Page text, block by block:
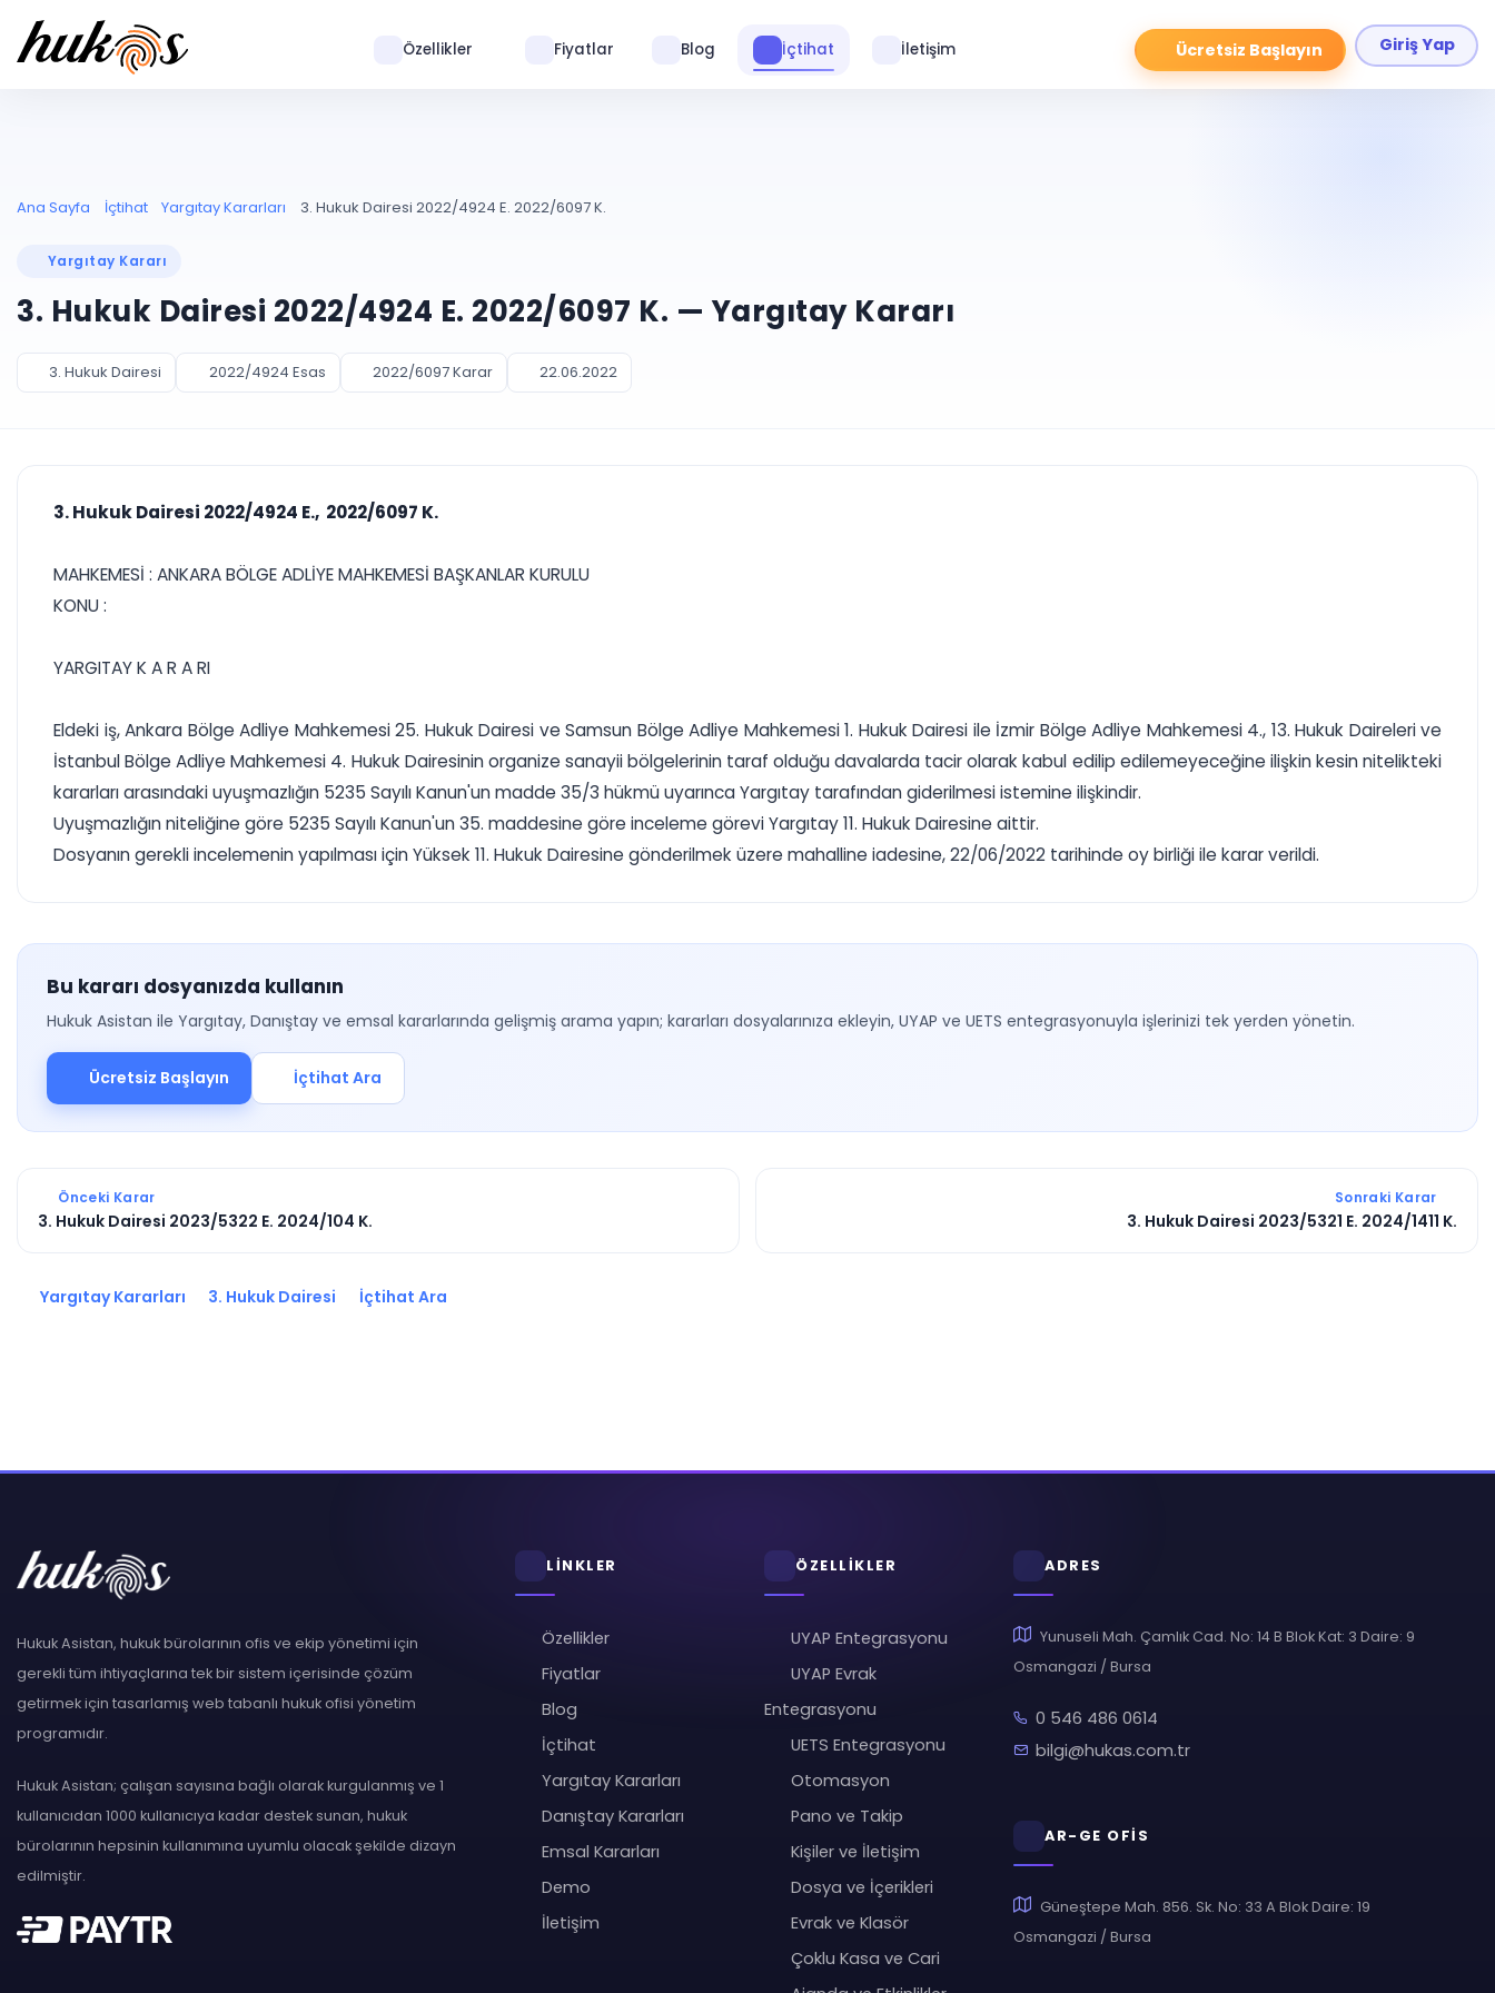
Ücretsiz Başlayın Giriş Yap
Özellikler Fiyatlar Blog İçtihat İletişim
Ana Sayfa İçtihat Yargıtay Kararları 3. Hukuk Dairesi 2022/4924 E. 2022/6097 K.
Yargıtay Kararı
3. Hukuk Dairesi 2022/4924 E. 2022/6097 K. — Yargıtay Kararı
3. Hukuk Dairesi 2022/4924 Esas 2022/6097 Karar 22.06.2022
3. Hukuk Dairesi 2022/4924 E., 2022/6097 K.
MAHKEMESİ : ANKARA BÖLGE ADLİYE MAHKEMESİ BAŞKANLAR KURULU
KONU :
YARGITAY K A R A RI
Eldeki iş, Ankara Bölge Adliye Mahkemesi 25. Hukuk Dairesi ve Samsun Bölge Adliye Mahkemesi 1. Hukuk Dairesi ile İzmir Bölge Adliye Mahkemesi 4., 13. Hukuk Daireleri ve
İstanbul Bölge Adliye Mahkemesi 4. Hukuk Dairesinin organize sanayii bölgelerinin taraf olduğu davalarda tacir olarak kabul edilip edilemeyeceğine ilişkin kesin nitelikteki
kararları arasındaki uyuşmazlığın 5235 Sayılı Kanun'un madde 35/3 hükmü uyarınca Yargıtay tarafından giderilmesi istemine ilişkindir.
Uyuşmazlığın niteliğine göre 5235 Sayılı Kanun'un 35. maddesine göre inceleme görevi Yargıtay 11. Hukuk Dairesine aittir.
Dosyanın gerekli incelemenin yapılması için Yüksek 11. Hukuk Dairesine gönderilmek üzere mahalline iadesine, 22/06/2022 tarihinde oy birliği ile karar verildi.
Bu kararı dosyanızda kullanın
Hukuk Asistan ile Yargıtay, Danıştay ve emsal kararlarında gelişmiş arama yapın; kararları dosyalarınıza ekleyin, UYAP ve UETS entegrasyonuyla işlerinizi tek yerden yönetin.
Ücretsiz Başlayın İçtihat Ara
Önceki Karar
3. Hukuk Dairesi 2023/5322 E. 2024/104 K.
Sonraki Karar
3. Hukuk Dairesi 2023/5321 E. 2024/1411 K.
Yargıtay Kararları 3. Hukuk Dairesi İçtihat Ara
Hukuk Asistan, hukuk bürolarının ofis ve ekip yönetimi için
gerekli tüm ihtiyaçlarına tek bir sistem içerisinde çözüm
getirmek için tasarlamış web tabanlı hukuk ofisi yönetim
programıdır.
Hukuk Asistan; çalışan sayısına bağlı olarak kurgulanmış ve 1
kullanıcıdan 1000 kullanıcıya kadar destek sunan, hukuk
bürolarının hepsinin kullanımına uyumlu olacak şekilde dizayn
edilmiştir.
LİNKLER
Özellikler
Fiyatlar
Blog
İçtihat
Yargıtay Kararları
Danıştay Kararları
Emsal Kararları
Demo
İletişim
ÖZELLİKLER
UYAP Entegrasyonu
UYAP Evrak
Entegrasyonu
UETS Entegrasyonu
Otomasyon
Pano ve Takip
Kişiler ve İletişim
Dosya ve İçerikleri
Evrak ve Klasör
Çoklu Kasa ve Cari
ADRES
Yunuseli Mah. Çamlık Cad. No: 14 B Blok Kat: 3 Daire: 9
Osmangazi / Bursa
0 546 486 0614
bilgi@hukas.com.tr
AR-GE OFİS
Güneştepe Mah. 856. Sk. No: 33 A Blok Daire: 19
Osmangazi / Bursa